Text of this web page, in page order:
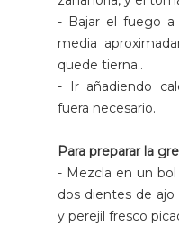
- Bajar el fuego
media
quede tierna..
- Ir añadiendo
fuera necesario.
Para preparar la
- Mezcla en un bol
dos dientes de ajo
y perejil fresco